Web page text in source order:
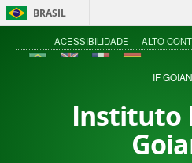
BRASIL
ACESSIBILIDADE ALTO
IF
Instituto